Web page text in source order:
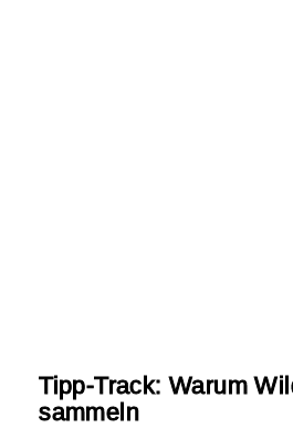
Tipp-Track: Warum
sammeln